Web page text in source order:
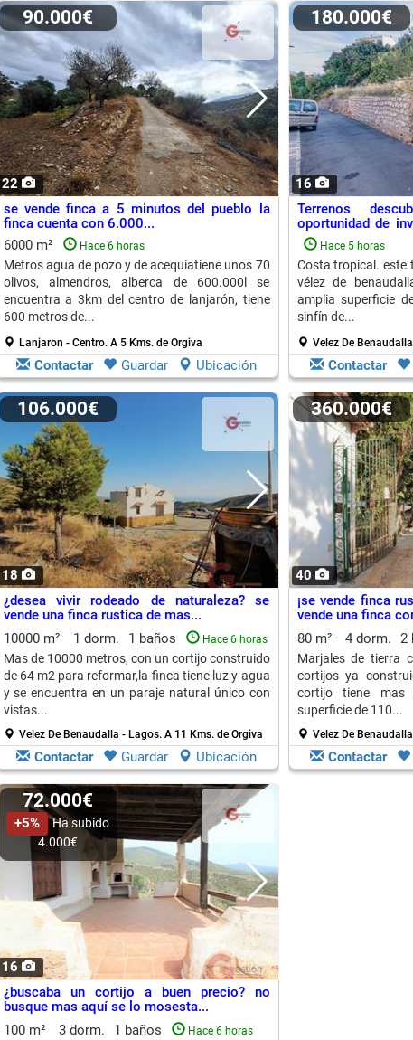
22
90.000€
se vende finca a 5 minutos del pueblo la
finca cuenta con 6.000...
6000 m²
Hace 6 horas
Metros agua de pozo y de acequiatiene unos 70
olivos, almendros, alberca de 600.000l se
encuentra a 3km del centro de lanjarón, tiene
600 metros de...
Lanjaron - Centro. A 5 Kms. de Orgiva
Contactar Guardar Ubicación
16
180.000€
Terrenos
oportunidad de
la... Hace 5 horas
Costa tropical. este
vélez de
amplia superficie
sinfín de...
Velez De
Contactar
18
106.000€
¿desea vivir rodeado de naturaleza? se
vende una finca rustica de mas...
10000 m²
1 dorm. 1 baños Hace 6 horas
Mas de 10000 metros, con un cortijo construido
de 64 m2 para reformar,la finca tiene luz y agua
y se encuentra en un paraje natural único con
vistas...
Velez De Benaudalla - Lagos. A 11 Kms. de Orgiva
Contactar Guardar Ubicación
40
360.000€
¡se vende finca
vende una finca
80 m²
4 dorm. 2
Marjales de tierra
cortijos ya
cortijo tiene
superficie de 110...
Velez De
Contactar
16
72.000€
+5%
Ha subido
4.000€
¿buscaba un cortijo a buen precio? no
busque mas aquí se lo mosesta...
100 m²
3 dorm. 1 baños Hace 6 horas